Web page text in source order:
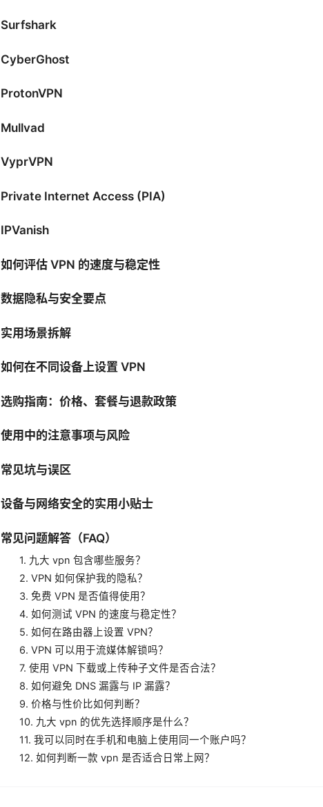
Surfshark
CyberGhost
ProtonVPN
Mullvad
VyprVPN
Private Internet Access (PIA)
IPVanish
如何评估 VPN 的速度与稳定性
数据隐私与安全要点
实用场景拆解
如何在不同设备上设置 VPN
选购指南：价格、套餐与退款政策
使用中的注意事项与风险
常见坑与误区
设备与网络安全的实用小贴士
常见问题解答（FAQ）
1. 九大 vpn 包含哪些服务？
2. VPN 如何保护我的隐私？
3. 免费 VPN 是否值得使用？
4. 如何测试 VPN 的速度与稳定性？
5. 如何在路由器上设置 VPN？
6. VPN 可以用于流媒体解锁吗？
7. 使用 VPN 下载或上传种子文件是否合法？
8. 如何避免 DNS 漏露与 IP 漏露？
9. 价格与性价比如何判断？
10. 九大 vpn 的优先选择顺序是什么？
11. 我可以同时在手机和电脑上使用同一个账户吗？
12. 如何判断一款 vpn 是否适合日常上网？